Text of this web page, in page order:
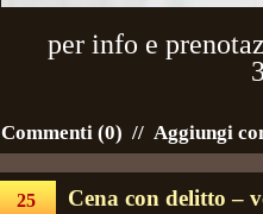
per info e
Commenti (0) // Aggiungi
25 Cena con delitto –